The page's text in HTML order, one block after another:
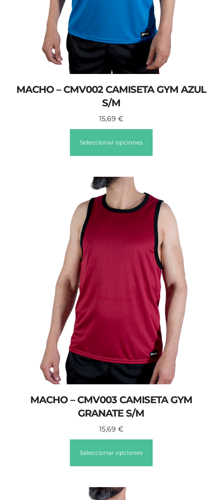
MACHO – CMV002 CAMISETA GYM AZUL
S/M
15,69 €
Seleccionar opciones
MACHO – CMV003 CAMISETA GYM
GRANATE S/M
15,69 €
Seleccionar opciones